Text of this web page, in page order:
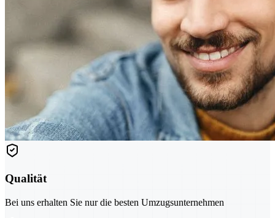
Qualität
Bei uns erhalten Sie nur die besten Umzugsunternehmen